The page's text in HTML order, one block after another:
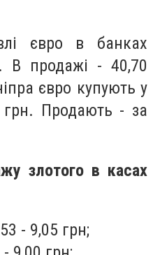
євро в банках
В продажі - 40,70
євро купують у
грн. Продають - за
злотого в касах
- 9,05 грн;